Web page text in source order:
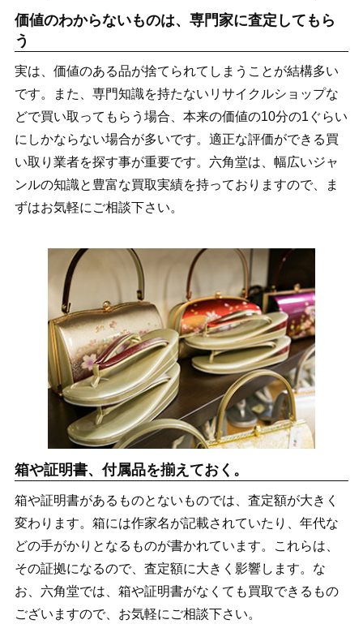
価値のわからないものは、専門家に査定してもら
う
実は、価値のある品が捨てられてしまうことが結構多い
です。また、専門知識を持たないリサイクルショップな
どで買い取ってもらう場合、本来の価値の10分の1ぐらい
にしかならない場合が多いです。適正な評価ができる買
い取り業者を探す事が重要です。六角堂は、幅広いジャ
ンルの知識と豊富な買取実績を持っておりますので、ま
ずはお気軽にご相談下さい。
箱や証明書、付属品を揃えておく。
箱や証明書があるものとないものでは、査定額が大きく
変わります。箱には作家名が記載されていたり、年代な
どの手がかりとなるものが書かれています。これらは、
その証拠になるので、査定額に大きく影響します。な
お、六角堂では、箱や証明書がなくても買取できるもの
ございますので、お気軽にご相談下さい。